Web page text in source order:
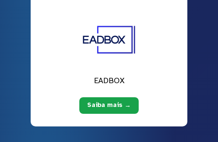
EADBOX
Saiba mais →